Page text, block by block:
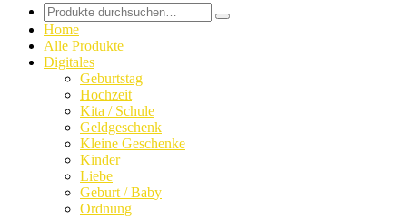
Search
for:
Home
Alle Produkte
Digitales
Geburtstag
Hochzeit
Kita / Schule
Geldgeschenk
Kleine Geschenke
Kinder
Liebe
Geburt / Baby
Ordnung